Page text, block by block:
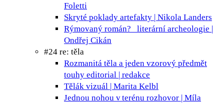
Foletti
Skryté poklady artefakty | Nikola Landers
Rýmovaný román?
literární archeologie |
Ondřej Cikán
#24 re: těla
Rozmanitá těla a jeden vzorový předmět
touhy editorial | redakce
Tělák vizuál | Marita Kelbl
Jednou nohou v terénu rozhovor | Míla